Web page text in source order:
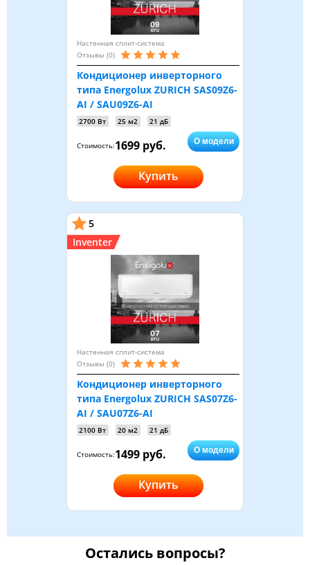
Настенная сплит-система
Отзывы (0)
Кондиционер инверторного
типа Energolux ZURICH SAS09Z6-
AI / SAU09Z6-AI
2700 Вт 25 м2 21 дБ
Стоимость:1699 руб. О модели
Купить
5
Inventer
Настенная сплит-система
Отзывы (0)
Кондиционер инверторного
типа Energolux ZURICH SAS07Z6-
AI / SAU07Z6-AI
2100 Вт 20 м2 21 дБ
Стоимость:1499 руб. О модели
Купить
Остались вопросы?